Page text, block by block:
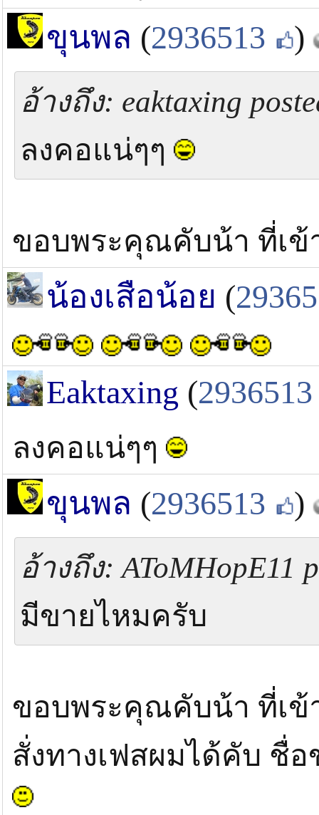
ขุนพล (2936513 )
อ้างถึง: eaktaxing
ลงคอแน่ๆๆ
ขอบพระคุณคับน้า ที่เ
น้องเสือน้อย (
Eaktaxing (2936513
ลงคอแน่ๆๆ
ขุนพล (2936513 )
อ้างถึง: AToMHopE11
มีขายไหมครับ
ขอบพระคุณคับน้า ที่เ
สั่งทางเฟสผมได้คับ ชื่